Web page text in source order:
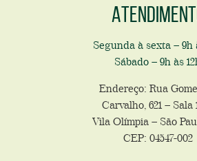
Segunda à sexta – 9h
Sábado – 9h às
Endereço: Rua
Carvalho, 621 – Sala
Vila Olímpia – São
CEP: 04547-002